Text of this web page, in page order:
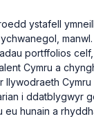
ystafell
portffolios celf,
Cymru a
llywodraeth Cymru
i ddatblygwyr
eu hunain a